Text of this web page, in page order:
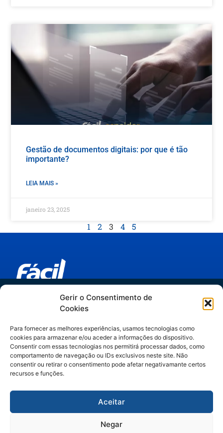
Trilha IA no Jurídico
Artigos assinados por Manuella Gelli,
especialista em Legal Operations & IA.
Gerir o Consentimento de
Cookies
Para fornecer as melhores experiências, usamos tecnologias como
cookies para armazenar e/ou aceder a informações do dispositivo.
Consentir com essas tecnologias nos permitirá processar dados, como
comportamento de navegação ou IDs exclusivos neste site. Não
consentir ou retirar o consentimento pode afetar negativamante certos
recursos e funções.
Aceitar
Negar
Gestão de documentos digitais: por que é tão
importante?
LEIA MAIS »
janeiro 23, 2025
1 2 3 4 5
Links relevantes
Espaider Escritórios - Completo
Espaider Essencial
TRM - sistema de chamados
(11) 3262-1890 | (47) 3328- 2929